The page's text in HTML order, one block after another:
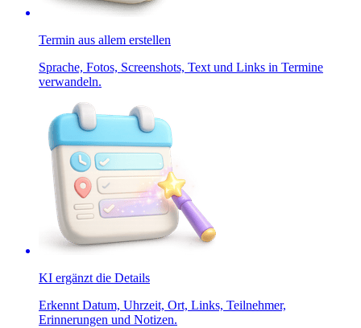
Termin aus allem erstellen
Sprache, Fotos, Screenshots, Text und Links in Termine
verwandeln.
KI ergänzt die Details
Erkennt Datum, Uhrzeit, Ort, Links, Teilnehmer,
Erinnerungen und Notizen.